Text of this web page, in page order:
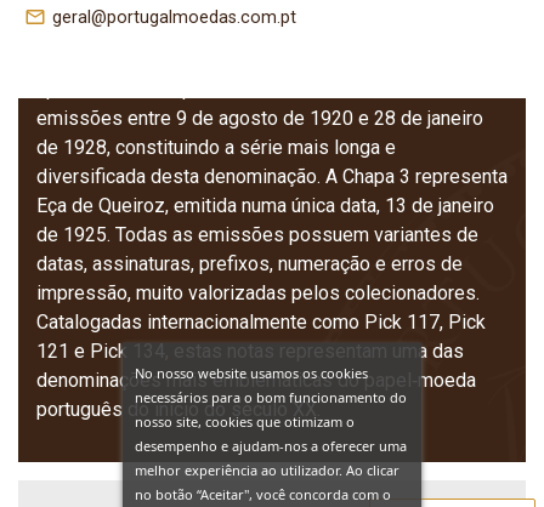
mail_outline geral@portugalmoedas.com.pt
Afonso de Albuquerque, com notas datadas de 21 de
emissões entre 9 de agosto de 1920 e 28 de janeiro
de 1928, constituindo a série mais longa e
diversificada desta denominação. A Chapa 3 representa
Eça de Queiroz, emitida numa única data, 13 de janeiro
de 1925. Todas as emissões possuem variantes de
datas, assinaturas, prefixos, numeração e erros de
impressão, muito valorizadas pelos colecionadores.
Catalogadas internacionalmente como Pick 117, Pick
121 e Pick 134, estas notas representam uma das
denominações mais emblemáticas do papel‑moeda
português do início do século XX.
No nosso website usamos os cookies
necessários para o bom funcionamento do
nosso site, cookies que otimizam o
desempenho e ajudam-nos a oferecer uma
melhor experiência ao utilizador. Ao clicar
no botão “Aceitar", você concorda com o